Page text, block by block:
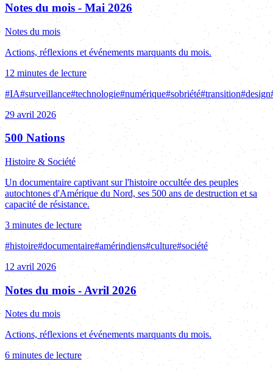
Notes du mois - Mai 2026
Notes du mois
Actions, réflexions et événements marquants du mois.
12 minutes de lecture
#IA#surveillance#technologie#numérique#sobriété#transition#design
29 avril 2026
500 Nations
Histoire & Société
Un documentaire captivant sur l'histoire occultée des peuples
autochtones d'Amérique du Nord, ses 500 ans de destruction et sa
capacité de résistance.
3 minutes de lecture
#histoire#documentaire#amérindiens#culture#société
12 avril 2026
Notes du mois - Avril 2026
Notes du mois
Actions, réflexions et événements marquants du mois.
6 minutes de lecture